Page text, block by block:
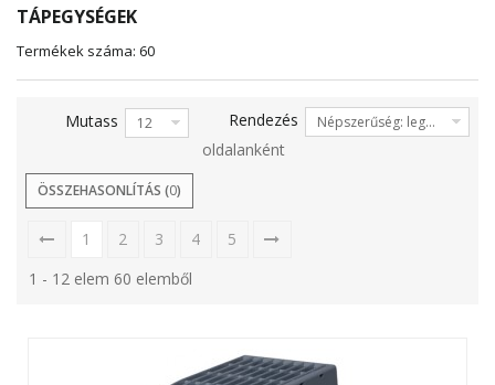
TÁPEGYSÉGEK
Termékek száma: 60
Rendezés Népszerűség: legalacsonyabb elől
Mutass 12
oldalanként
ÖSSZEHASONLÍTÁS (0)
1 2 3 4
5
1 - 12 elem 60 elemből